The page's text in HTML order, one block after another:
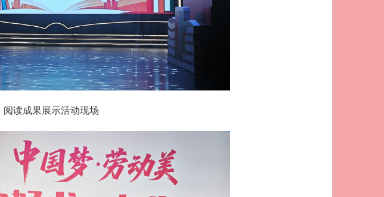
阅读成果展示活动现场